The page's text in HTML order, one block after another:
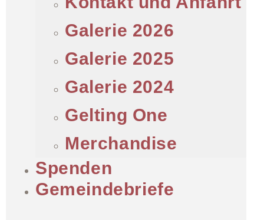
Galerie 2026
Galerie 2025
Galerie 2024
Gelting One
Merchandise
Spenden
Gemeindebriefe